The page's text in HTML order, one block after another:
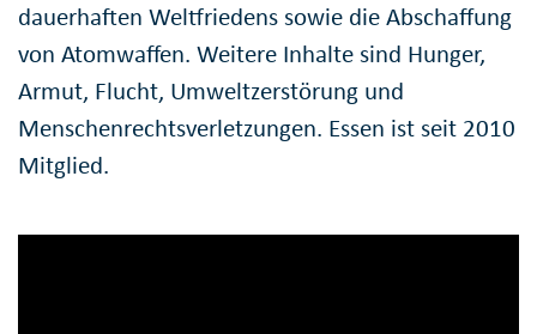
dauerhaften Weltfriedens sowie die Abschaffung
von Atomwaffen. Weitere Inhalte sind Hunger,
Armut, Flucht, Umweltzerstörung und
Menschenrechtsverletzungen. Essen ist seit 2010
Mitglied.